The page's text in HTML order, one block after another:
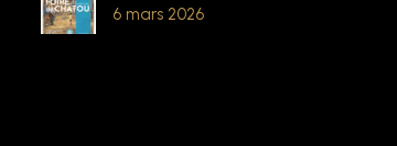
6 mars 2026